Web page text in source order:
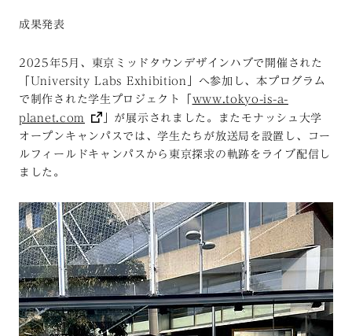
成果発表
2025年5月、東京ミッドタウンデザインハブで開催された
「University Labs Exhibition」へ参加し、本プログラム
で制作された学生プロジェクト「 www.tokyo-is-a-
planet.com
」が展示されました。またモナッシュ大学
オープンキャンパスでは、学生たちが放送局を設置し、コー
ルフィールドキャンパスから東京探求の軌跡をライブ配信し
ました。